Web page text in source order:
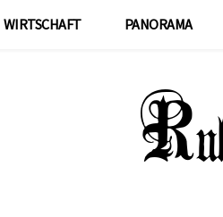
WIRTSCHAFT PANORAMA